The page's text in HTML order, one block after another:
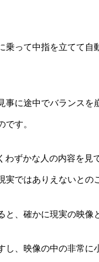
乗って中指を立てて
事に途中でバランス
す。
わずかな人の内容を
ではありえないとの
と、確かに現実の映像
し、映像の中の非常